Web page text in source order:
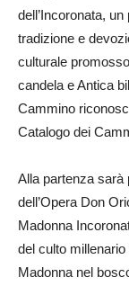
dell’Incoronata,
tradizione e
culturale
candela e Antica
Cammino
Catalogo dei
Alla partenza sarà
dell’Opera Don
Madonna
del culto millenario
Madonna nel